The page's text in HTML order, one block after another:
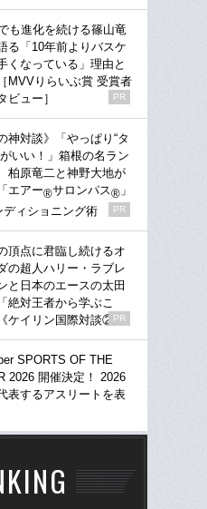
も進化を続ける篠山竜
る「10年前よりバスケ
くなっている」理由と
MVVりらいぶ賞 受賞者
ビュー］
PR
神対談》「やっぱり“タ
がいい！」箱根の名ラン
柏原竜二と神野大地が
エアー®サロンパス® 」
ディショニング術
PR
頂点に君臨し続けるオ
の超人ハリー・ラブレ
と日本のエースの太田
絶対王者から学ぶこ
ケイリン国際対談②》
PR
SPORTS OF THE
2026 開催決定！ 2026
表するアスリートを表